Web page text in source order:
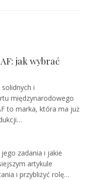
jak wybrać
i
międzynarodowego
to marka, która ma już
zadania i jakie
artykule
i przybliżyć rolę…